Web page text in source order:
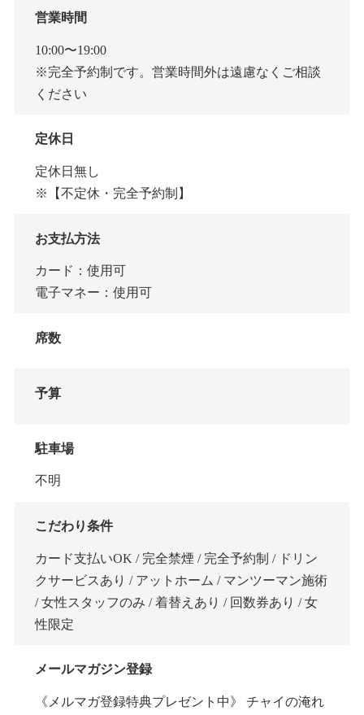
営業時間
10:00〜19:00
※完全予約制です。営業時間外は遠慮なくご相談
ください
定休日
定休日無し
※【不定休・完全予約制】
お支払方法
カード：使用可
電子マネー：使用可
席数
予算
駐車場
不明
こだわり条件
カード支払いOK / 完全禁煙 / 完全予約制 / ドリン
クサービスあり / アットホーム / マンツーマン施術
/ 女性スタッフのみ / 着替えあり / 回数券あり / 女
性限定
メールマガジン登録
《メルマガ登録特典プレゼント中》 チャイの淹れ